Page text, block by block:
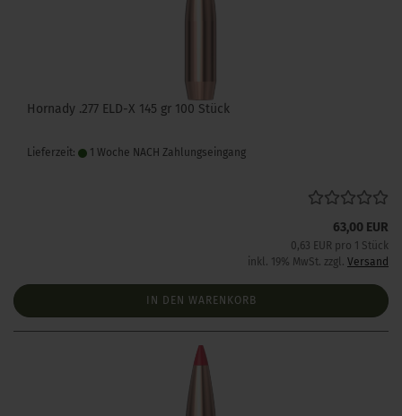
Hornady .277 ELD-X 145 gr 100 Stück
Lieferzeit: 1 Woche NACH Zahlungseingang
63,00 EUR
0,63 EUR pro 1 Stück
inkl. 19% MwSt. zzgl. Versand
IN DEN WARENKORB